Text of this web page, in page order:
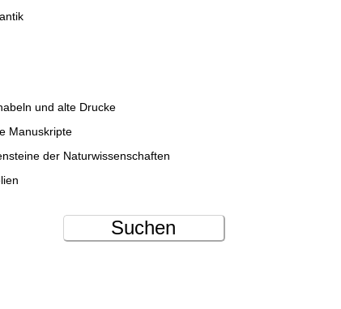
und alte Drucke
Manuskripte
der Naturwissenschaften
Suchen